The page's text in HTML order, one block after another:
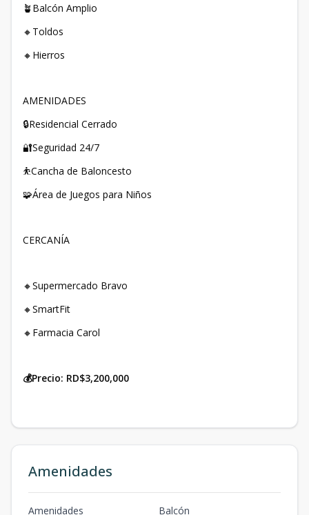
🪴Balcón Amplio
🔸Toldos
🔸Hierros
AMENIDADES
🔒Residencial Cerrado
🔐Seguridad 24/7
⛹Cancha de Baloncesto
🧩Área de Juegos para Niños
CERCANÍA
🔸Supermercado Bravo
🔸SmartFit
🔸Farmacia Carol
💰Precio: RD$3,200,000
Amenidades
Amenidades Balcón